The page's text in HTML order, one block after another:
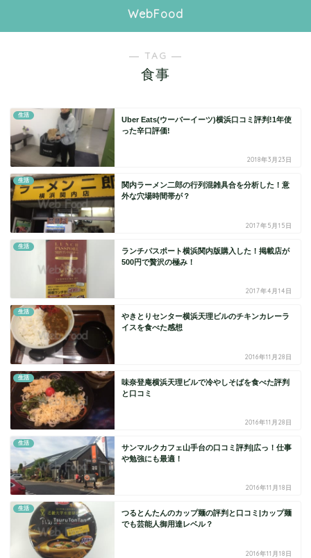
WebFood
― TAG ―
食事
生活
Uber Eats(ウーバーイーツ)横浜口コミ評判!1年使
った辛口評価!
2018年3月23日
生活
関内ラーメン二郎の行列混雑具合を分析した！意
外な穴場時間帯が？
2017年5月15日
生活
ランチパスポート横浜関内版購入した！掲載店が
500円で贅沢の極み！
2017年4月14日
生活
やきとりセンター横浜天理ビルのチキンカレーラ
イスを食べた感想
2016年11月28日
生活
味奈登庵横浜天理ビルで冷やしそばを食べた評判
と口コミ
2016年11月28日
生活
サンマルクカフェ山手台の口コミ評判|広っ！仕事
や勉強にも最適！
2016年11月18日
生活
つるとんたんのカップ麺の評判と口コミ|カップ麺
でも芸能人御用達レベル？
2016年11月18日